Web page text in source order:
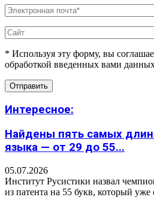
* Используя эту форму, вы
обработкой введенных вами
Интересное:
Найдены пять самых
языка — от 29 до 55...
05.07.2026
Институт Русистики назвал
из патента на 55 букв, который уже